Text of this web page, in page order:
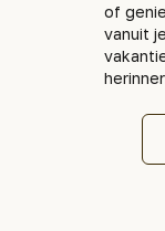
of
vanuit